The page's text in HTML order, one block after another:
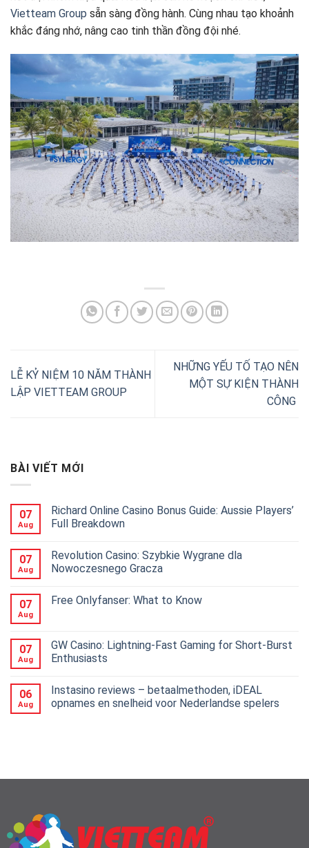
Vietteam Group sẵn sàng đồng hành. Cùng nhau tạo khoảnh
khắc đáng nhớ, nâng cao tinh thần đồng đội nhé.
LỄ KỶ NIỆM 10 NĂM THÀNH
LẬP VIETTEAM GROUP
NHỮNG YẾU TỐ TẠO NÊN
MỘT SỰ KIỆN THÀNH
CÔNG
BÀI VIẾT MỚI
07
Aug
Richard Online Casino Bonus Guide: Aussie Players’
Full Breakdown
07
Aug
Revolution Casino: Szybkie Wygrane dla
Nowoczesnego Gracza
07
Aug
Free Onlyfanser: What to Know
07
Aug
GW Casino: Lightning‑Fast Gaming for Short‑Burst
Enthusiasts
06
Aug
Instasino reviews – betaalmethoden, iDEAL
opnames en snelheid voor Nederlandse spelers